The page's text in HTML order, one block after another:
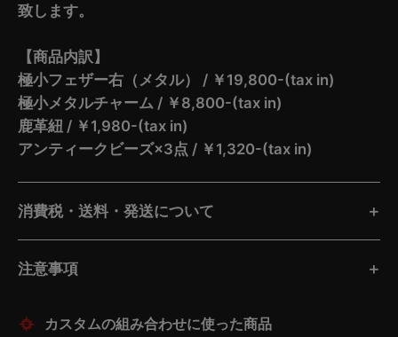
致します。
【商品内訳】
極小フェザー右（メタル） / ￥19,800-(tax in)
極小メタルチャーム / ￥8,800-(tax in)
鹿革紐 / ￥1,980-(tax in)
アンティークビーズ×3点 / ￥1,320-(tax in)
消費税・送料・発送について
注意事項